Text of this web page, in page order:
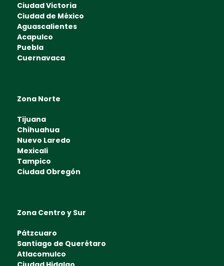
Ciudad Victoria
Ciudad de México
Aguascalientes
Acapulco
Puebla
Cuernavaca
Zona Norte
Tijuana
Chihuahua
Nuevo Laredo
Mexicali
Tampico
Ciudad Obregón
Zona Centro y Sur
Pátzcuaro
Santiago de Querétaro
Atlacomulco